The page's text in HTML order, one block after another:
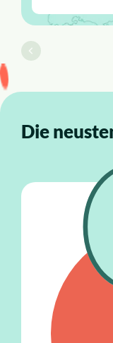
Die